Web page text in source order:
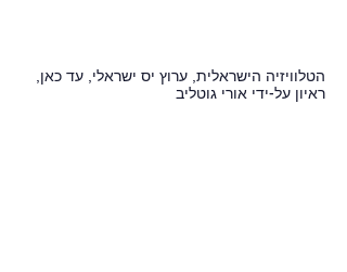
הטלוויזיה הישראלית, ערוץ יס ישראלי, עד כאן,
ראיון על-ידי אורי גוטליב